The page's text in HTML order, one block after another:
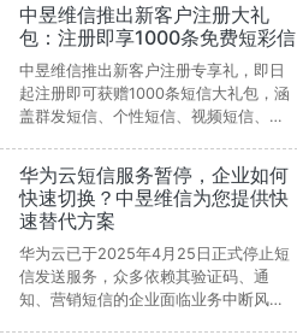
中昱维信推出新客户注册大礼
包：注册即享1000条免费短彩信
中昱维信推出新客户注册专享礼，即日
起注册即可获赠1000条短信大礼包，涵
盖群发短信、个性短信、视频短信、群
企业一次性体验全产品服务，满足营销
推广、安全验证与客户运营等多场景需
求。平台拥有15年行业经验与多重资质
认证，通信稳定合规，为企业打造高
效、便捷、全链路的沟通解决方案。
华为云短信服务暂停，企业如何
快速切换？中昱维信为您提供快
速替代方案
华为云已于2025年4月25日正式停止短
信发送服务，众多依赖其验证码、通
知、营销短信的企业面临业务中断风